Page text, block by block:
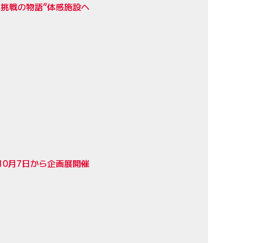
戦の物語”体感施設へ
月7日から企画展開催